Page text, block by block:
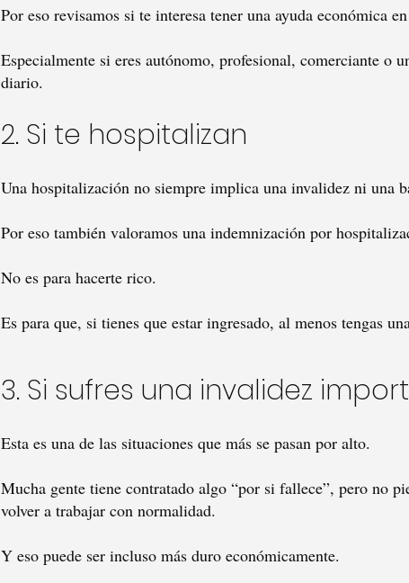
Por eso revisamos si te interesa tener una ayuda económica
Especialmente si eres autónomo, profesional, comerciante o
diario.
2. Si te hospitalizan
Una hospitalización no siempre implica una invalidez ni una
Por eso también valoramos una indemnización por
No es para hacerte rico.
Es para que, si tienes que estar ingresado, al menos tengas
3. Si sufres una invalidez
Esta es una de las situaciones que más se pasan por alto.
Mucha gente tiene contratado algo “por si fallece”, pero no
volver a trabajar con normalidad.
Y eso puede ser incluso más duro económicamente.